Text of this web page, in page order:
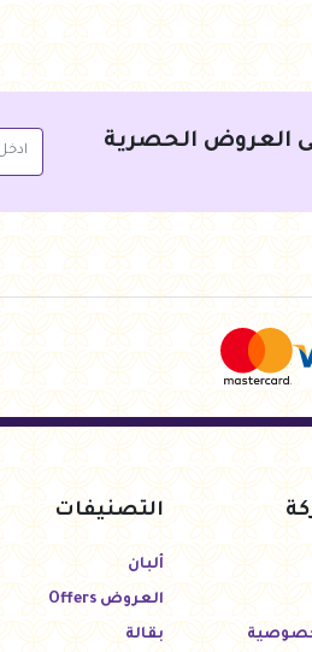
أضف للسلة
جنيه 75.00
الحصرية
التصنيفات
ألبان
العروض Offers
بقالة